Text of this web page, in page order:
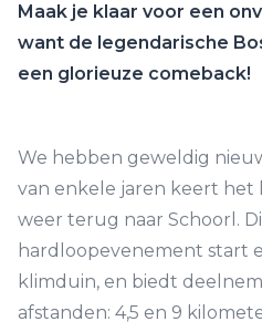
Maak je klaar voor een
want de legendarische
een glorieuze comeback!
We hebben geweldig
van enkele jaren keert het
weer terug naar Schoorl.
hardloopevenement start
klimduin, en biedt
afstanden: 4,5 en 9